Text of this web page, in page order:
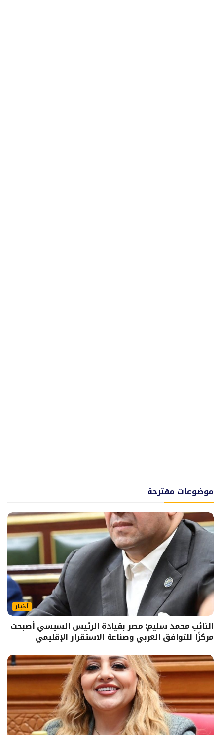
موضوعات مقترحة
أخبار
النائب محمد سليم: مصر بقيادة الرئيس السيسي أصبحت
مركزًا للتوافق العربي وصناعة الاستقرار الإقليمي